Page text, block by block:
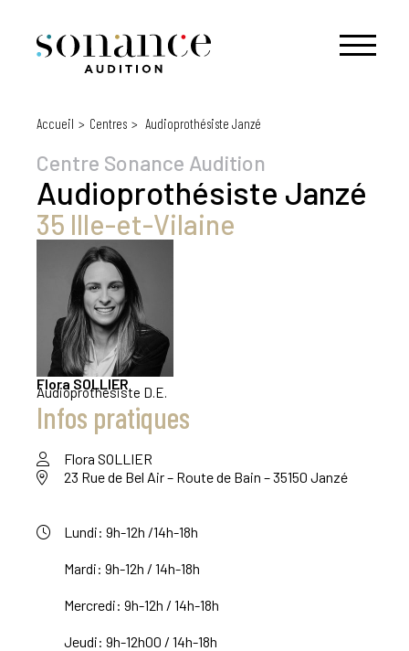
Accueil Centres Audioprothésiste Janzé
Centre Sonance Audition
Audioprothésiste Janzé
35 Ille-et-Vilaine
Flora SOLLIER
Audioprothésiste D.E.
Infos pratiques
Flora SOLLIER
23 Rue de Bel Air – Route de Bain – 35150 Janzé
Lundi: 9h-12h /14h-18h
Mardi: 9h-12h / 14h-18h
Mercredi: 9h-12h / 14h-18h
Jeudi: 9h-12h00 / 14h-18h